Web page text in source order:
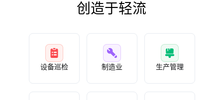
创造于轻流
设备巡检 制造业 生产管理